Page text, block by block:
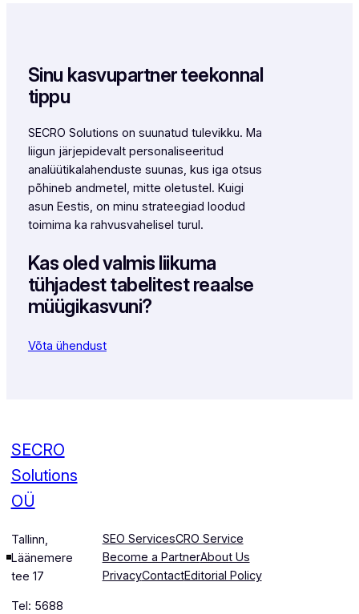
Sinu kasvupartner teekonnal
tippu
SECRO Solutions on suunatud tulevikku. Ma
liigun järjepidevalt personaliseeritud
analüütikalahenduste suunas, kus iga otsus
põhineb andmetel, mitte oletustel. Kuigi
asun Eestis, on minu strateegiad loodud
toimima ka rahvusvahelisel turul.
Kas oled valmis liikuma
tühjadest tabelitest reaalse
müügikasvuni?
Võta ühendust
SECRO
Solutions
OÜ
Tallinn,
Läänemere
tee 17
Tel: 5688
SEO ServicesCRO Service
Become a PartnerAbout Us
PrivacyContactEditorial Policy